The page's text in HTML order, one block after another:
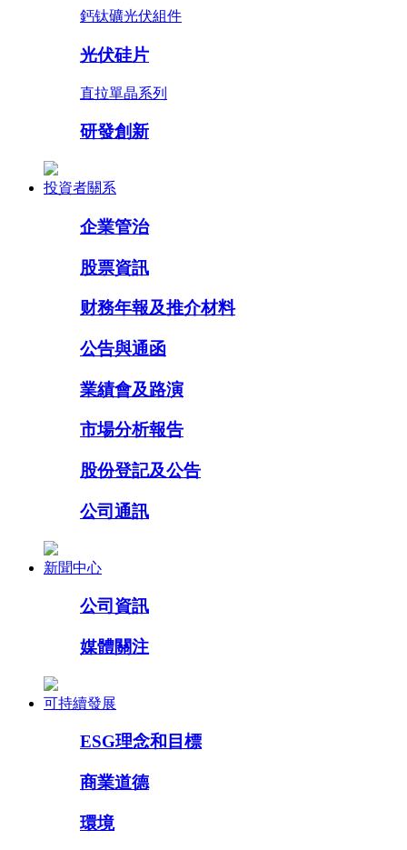
鈣钛礦光伏組件
光伏硅片
直拉單晶系列
研發創新
投資者關系
企業管治
股票資訊
财務年報及推介材料
公告與通函
業績會及路演
市場分析報告
股份登記及公告
公司通訊
新聞中心
公司資訊
媒體關注
可持續發展
ESG理念和目標
商業道德
環境